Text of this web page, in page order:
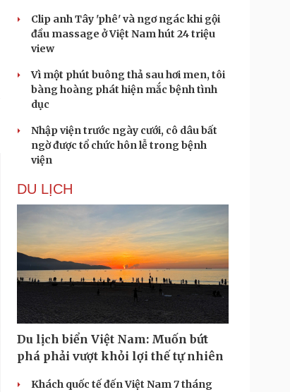
Clip anh Tây 'phê' và ngơ ngác khi gội
đầu massage ở Việt Nam hút 24 triệu
view
Vì một phút buông thả sau hơi men, tôi
bàng hoàng phát hiện mắc bệnh tình
dục
Nhập viện trước ngày cưới, cô dâu bất
ngờ được tổ chức hôn lễ trong bệnh
viện
DU LỊCH
Du lịch biển Việt Nam: Muốn bứt
phá phải vượt khỏi lợi thế tự nhiên
Khách quốc tế đến Việt Nam 7 tháng